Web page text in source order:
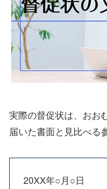
実際の督促状は、おお
届いた書面と見比べる
20XX年○月○日